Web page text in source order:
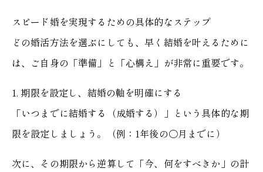
スピード婚を実現するための具体的なステップ
どの婚活方法を選ぶにしても、早く結婚を叶えるために
は、ご自身の「準備」と「心構え」が非常に重要です。
1. 期限を設定し、結婚の軸を明確にする
「いつまでに結婚する（成婚する）」という具体的な期
限を設定しましょう。（例：1年後の〇月までに）
次に、その期限から逆算して「今、何をすべきか」の計